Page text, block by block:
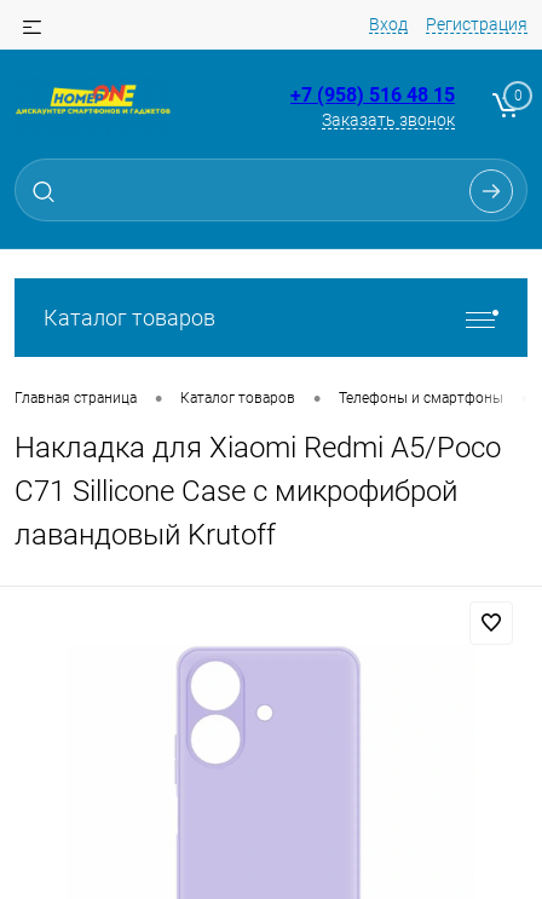
Вход Регистрация
+7 (958) 516 48 15
Заказать звонок
0
Каталог товаров
Главная страница • Каталог товаров • Телефоны и смартфоны
Накладка для Xiaomi Redmi A5/Poco
C71 Sillicone Case с микрофиброй
лавандовый Krutoff
Для клиентов всех банков
Разбейте
без переплат
Сегодня
Добавляйте товары
Оплачивайте сегодня только
% картой любого банка
Получайте товар